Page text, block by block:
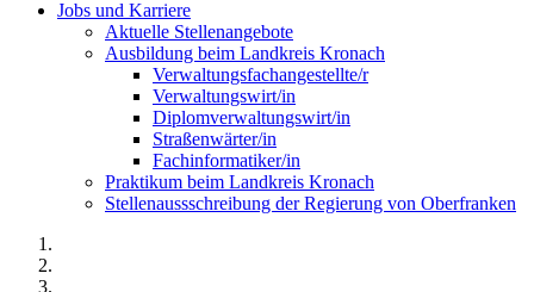
Jobs und Karriere
Aktuelle Stellenangebote
Ausbildung beim Landkreis Kronach
Verwaltungsfachangestellte/r
Verwaltungswirt/in
Diplomverwaltungswirt/in
Straßenwärter/in
Fachinformatiker/in
Praktikum beim Landkreis Kronach
Stellenaussschreibung der Regierung von Oberfranken